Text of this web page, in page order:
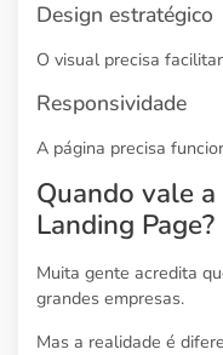
Design estratégico
O visual precisa
Responsividade
A página precisa
Quando vale
Landing Page?
Muita gente acredita
grandes empresas.
Mas a realidade é